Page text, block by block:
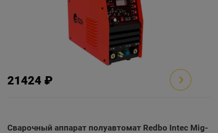
21424 ₽
Сварочный аппарат полуавтомат Redbo Intec Mig-